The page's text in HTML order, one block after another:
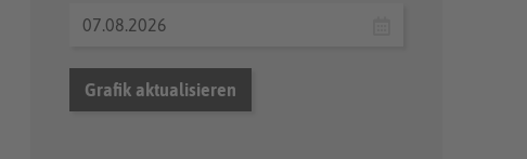
Grafik aktualisieren